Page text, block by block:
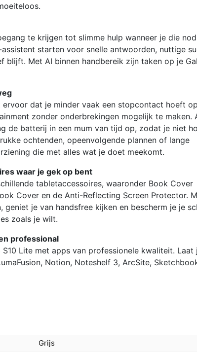
te krijgen tot slimme hulp wanneer je die
starten voor snelle antwoorden, nuttige
Met AI binnen handbereik zijn taken op je
dat je minder vaak een stopcontact hoeft
zonder onderbrekingen mogelijk te maken.
de batterij in een mum van tijd op, zodat je niet
ochtenden, opeenvolgende plannen of lange
die met alles wat je doet meekomt.
waar je gek op bent
tabletaccessoires, waaronder Book Cover
Cover en de Anti-Reflecting Screen Protector.
je van handsfree kijken en bescherm je je
zoals je wilt.
professional
Lite met apps van professionele kwaliteit. Laat
Notion, Noteshelf 3, ArcSite,
Grijs